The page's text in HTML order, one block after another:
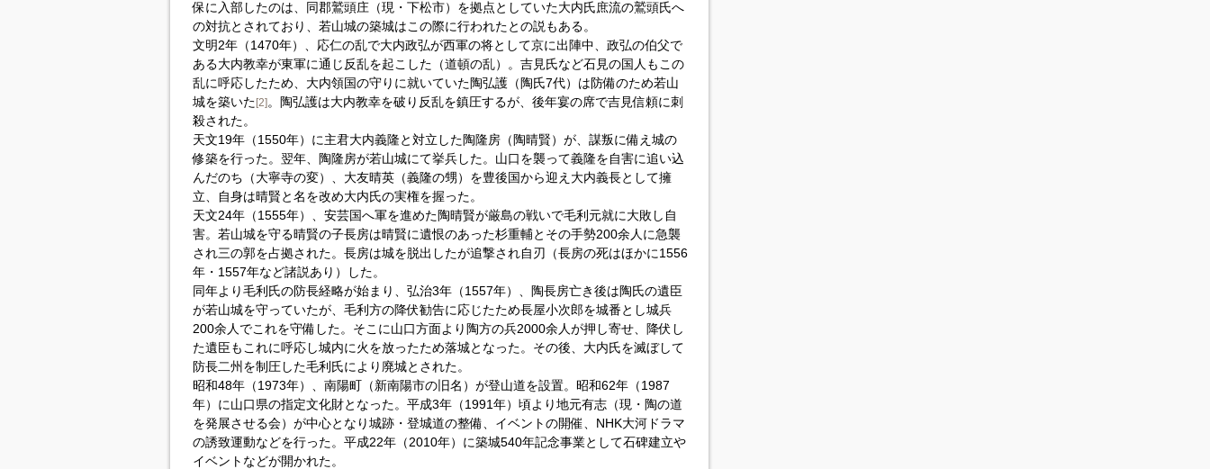
保に入部したのは、同郡鷲頭庄（現・下松市）を拠点としていた大内氏庶流の鷲頭氏へ
の対抗とされており、若山城の築城はこの際に行われたとの説もある。
文明2年（1470年）、応仁の乱で大内政弘が西軍の将として京に出陣中、政弘の伯父で
ある大内教幸が東軍に通じ反乱を起こした（道頓の乱）。吉見氏など石見の国人もこの
乱に呼応したため、大内領国の守りに就いていた陶弘護（陶氏7代）は防備のため若山
城を築いた [2]。陶弘護は大内教幸を破り反乱を鎮圧するが、後年宴の席で吉見信頼に刺
殺された。
天文19年（1550年）に主君大内義隆と対立した陶隆房（陶晴賢）が、謀叛に備え城の
修築を行った。翌年、陶隆房が若山城にて挙兵した。山口を襲って義隆を自害に追い込
んだのち（大寧寺の変）、大友晴英（義隆の甥）を豊後国から迎え大内義長として擁
立、自身は晴賢と名を改め大内氏の実権を握った。
天文24年（1555年）、安芸国へ軍を進めた陶晴賢が厳島の戦いで毛利元就に大敗し自
害。若山城を守る晴賢の子長房は晴賢に遺恨のあった杉重輔とその手勢200余人に急襲
され三の郭を占拠された。長房は城を脱出したが追撃され自刃（長房の死はほかに1556
年・1557年など諸説あり）した。
同年より毛利氏の防長経略が始まり、弘治3年（1557年）、陶長房亡き後は陶氏の遺臣
が若山城を守っていたが、毛利方の降伏勧告に応じたため長屋小次郎を城番とし城兵
200余人でこれを守備した。そこに山口方面より陶方の兵2000余人が押し寄せ、降伏し
た遺臣もこれに呼応し城内に火を放ったため落城となった。その後、大内氏を滅ぼして
防長二州を制圧した毛利氏により廃城とされた。
昭和48年（1973年）、南陽町（新南陽市の旧名）が登山道を設置。昭和62年（1987
年）に山口県の指定文化財となった。平成3年（1991年）頃より地元有志（現・陶の道
を発展させる会）が中心となり城跡・登城道の整備、イベントの開催、NHK大河ドラマ
の誘致運動などを行った。平成22年（2010年）に築城540年記念事業として石碑建立や
イベントなどが開かれた。